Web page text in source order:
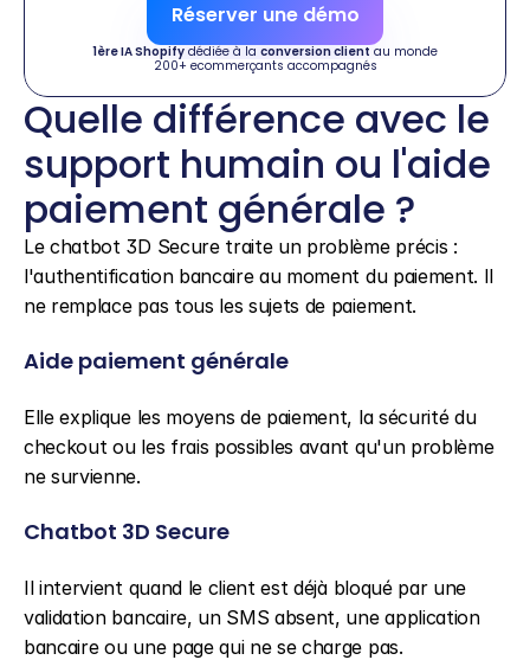
Réserver une démo
1ère IA Shopify dédiée à la conversion client au monde
200+ ecommerçants accompagnés
Quelle différence avec le
support humain ou l'aide
paiement générale ?
Le chatbot 3D Secure traite un problème précis :
l'authentification bancaire au moment du paiement. Il
ne remplace pas tous les sujets de paiement.
Aide paiement générale
Elle explique les moyens de paiement, la sécurité du
checkout ou les frais possibles avant qu'un problème
ne survienne.
Chatbot 3D Secure
Il intervient quand le client est déjà bloqué par une
validation bancaire, un SMS absent, une application
bancaire ou une page qui ne se charge pas.